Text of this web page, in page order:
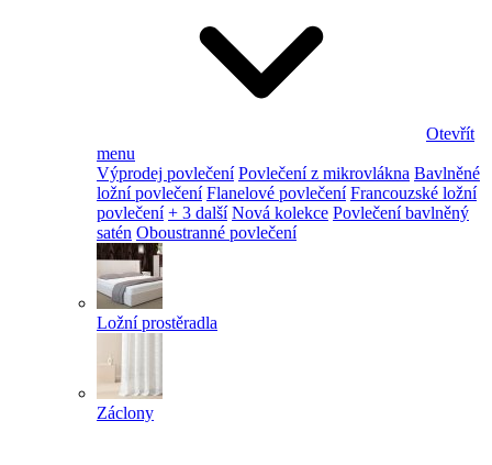
Otevřít
menu
Výprodej povlečení Povlečení z mikrovlákna Bavlněné
ložní povlečení Flanelové povlečení Francouzské ložní
povlečení + 3 další Nová kolekce Povlečení bavlněný
satén Oboustranné povlečení
Ložní prostěradla
Záclony